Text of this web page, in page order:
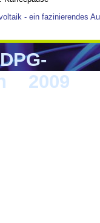
- ein fazinierendes
DPG-
2009